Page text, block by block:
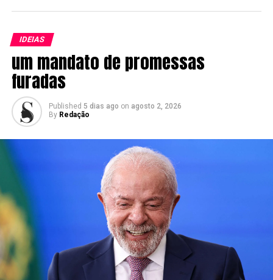
IDEIAS
um mandato de promessas
furadas
Published 5 dias ago on agosto 2, 2026
By Redação